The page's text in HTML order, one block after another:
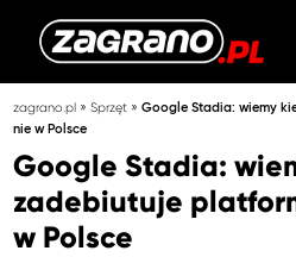
zagrano.pl »Sprzęt »Google Stadia: wiemy
nie w Polsce
Google Stadia:
zadebiutuje
w Polsce